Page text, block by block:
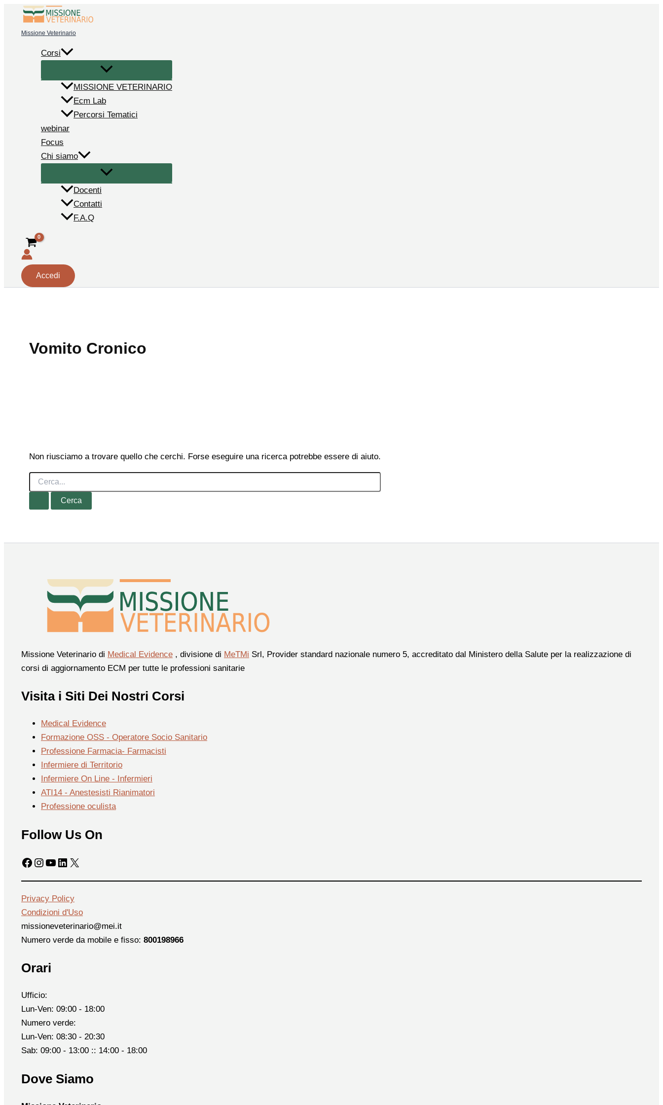
contenuto
Missione Veterinario
Corsi
MISSIONE VETERINARIO
Ecm Lab
Percorsi Tematici
webinar
Focus
Chi siamo
Docenti
Contatti
F.A.Q
Accedi
Vomito Cronico
Non riusciamo a trovare quello che cerchi. Forse eseguire una ricerca potrebbe essere di aiuto.
Cerca:
Missione Veterinario di Medical Evidence , divisione di MeTMi Srl, Provider standard nazionale numero 5, accreditato dal Ministero della Salute per la realizzazione di
corsi di aggiornamento ECM per tutte le professioni sanitarie
Visita i Siti Dei Nostri Corsi
Medical Evidence
Formazione OSS - Operatore Socio Sanitario
Professione Farmacia- Farmacisti
Infermiere di Territorio
Infermiere On Line - Infermieri
ATI14 - Anestesisti Rianimatori
Professione oculista
Follow Us On
Facebook
Instagram
YouTube
LinkedIn
X
Privacy Policy
Condizioni d'Uso
missioneveterinario@mei.it
Numero verde da mobile e fisso: 800198966
Orari
Ufficio:
Lun-Ven: 09:00 - 18:00
Numero verde:
Lun-Ven: 08:30 - 20:30
Sab: 09:00 - 13:00 :: 14:00 - 18:00
Dove Siamo